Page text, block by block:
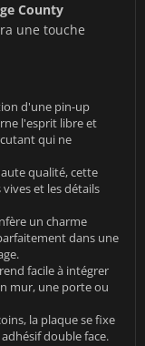
County
une touche
d'une pin-up
l'esprit libre et
qui ne
qualité, cette
et les détails
un charme
dans une
facile à intégrer
mur, une porte ou
la plaque se fixe
double face.